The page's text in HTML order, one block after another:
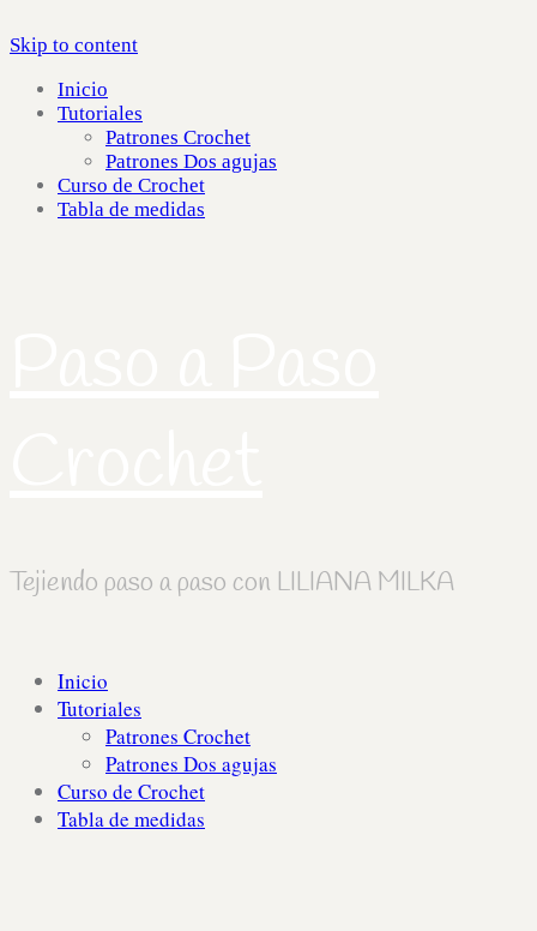
Skip to content
Inicio
Tutoriales
Patrones Crochet
Patrones Dos agujas
Curso de Crochet
Tabla de medidas
Tejiendo paso a paso con LILIANA MILKA
Inicio
Tutoriales
Patrones Crochet
Patrones Dos agujas
Curso de Crochet
Tabla de medidas